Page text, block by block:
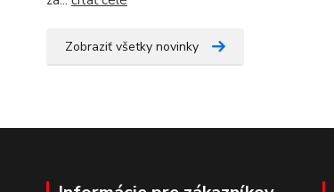
Zobraziť všetky novinky